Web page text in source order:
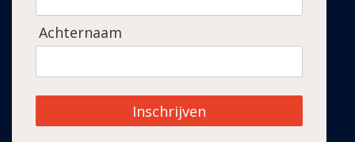
Achternaam
Inschrijven